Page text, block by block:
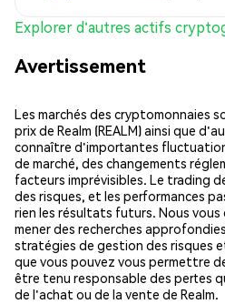
Explorer d'autres actifs
Avertissement
Les marchés des cryptomonnaies
prix de Realm (REALM) ainsi que
connaître d'importantes
de marché, des changements
facteurs imprévisibles. Le trading
des risques, et les performances
rien les résultats futurs. Nous vous
mener des recherches
stratégies de gestion des risques
que vous pouvez vous permettre
être tenu responsable des pertes
de l'achat ou de la vente de Realm.